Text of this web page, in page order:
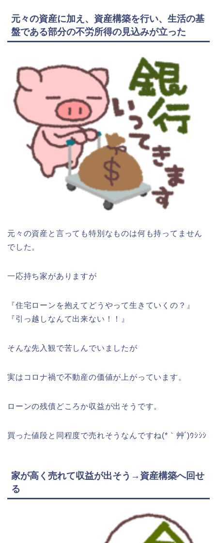
元々の資産に加え、資産構築を行い、生活の基
盤である部分の不労所得の見込みが立った
元々の資産と言っても特別なものは何も持ってません
でした。
一応持ち家がありますが
『住宅ローンを抱えてどうやって生きていくの？』
『引っ越しなんて出来ない！！』
そんな先入観で苦しんでいましたが
実はコロナ禍で不動産の価値が上がっています。
ローンの残債どころか収益が出そうです。
買った値段と同程度で売れそうなんですね(*｀艸´)ｳｼｼｼ
家が高く売れて収益が出そう→資産構築へ回せ
る